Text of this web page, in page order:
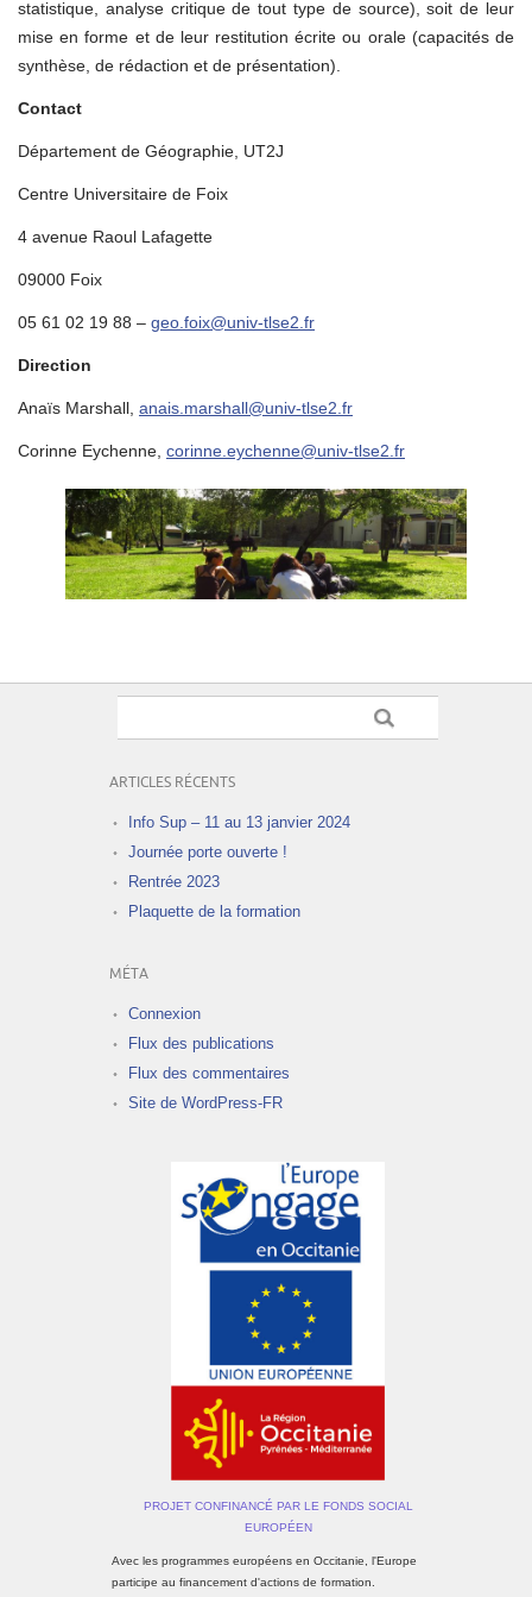
statistique, analyse critique de tout type de source), soit de leur
mise en forme et de leur restitution écrite ou orale (capacités de
synthèse, de rédaction et de présentation).
Contact
Département de Géographie, UT2J
Centre Universitaire de Foix
4 avenue Raoul Lafagette
09000 Foix
05 61 02 19 88 – geo.foix@univ-tlse2.fr
Direction
Anaïs Marshall, anais.marshall@univ-tlse2.fr
Corinne Eychenne, corinne.eychenne@univ-tlse2.fr
ARTICLES RÉCENTS
Info Sup – 11 au 13 janvier 2024
Journée porte ouverte !
Rentrée 2023
Plaquette de la formation
MÉTA
Connexion
Flux des publications
Flux des commentaires
Site de WordPress-FR
PROJET CONFINANCÉ PAR LE FONDS SOCIAL
EUROPÉEN
Avec les programmes européens en Occitanie, l'Europe
participe au financement d'actions de formation.